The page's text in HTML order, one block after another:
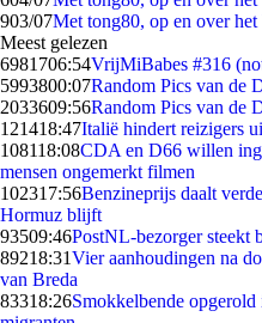
903/07Met tong80, op en over
Meest gelezen
6981706:54VrijMiBabes #316
5993800:07Random Pics van de
2033609:56Random Pics van de
121418:47Italië hindert reizigers
108118:08CDA en D66 willen
mensen ongemerkt filmen
102317:56Benzineprijs daalt
Hormuz blijft
93509:46PostNL-bezorger steekt
89218:31Vier aanhoudingen na
van Breda
83318:26Smokkelbende